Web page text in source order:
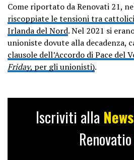
Come riportato da Renovati 21,
riscoppiate le tensioni tra
Irlanda del Nord. Nel 2021 si
unioniste dovute alla decadenza,
clausole dell’Accordo di Pace del
Friday, per gli unionisti).
Iscriviti alla
Renovatio